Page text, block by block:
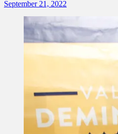
September 21, 2022